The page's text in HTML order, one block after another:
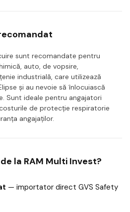
sunt recomandate pentru
auto, de vopsire,
industrială, care utilizează
și au nevoie să înlocuiască
Sunt ideale pentru angajatori
de protecție respiratorie
angajaților.
la RAM Multi Invest?
— importator direct GVS Safety